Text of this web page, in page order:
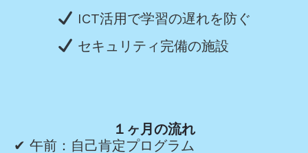
ICT活用で学習の遅れを防ぐ
セキュリティ完備の施設
１ヶ月の流れ
✔ 午前：自己肯定プログラム